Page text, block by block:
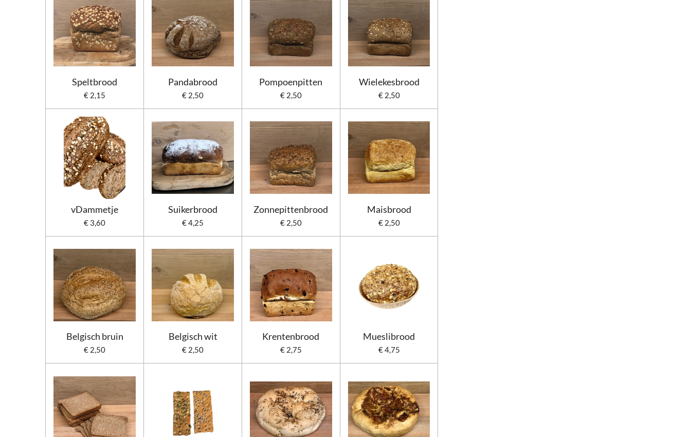
Speltbrood
€ 2,15
Pandabrood
€ 2,50
Pompoenpitten
€ 2,50
Wielekesbrood
€ 2,50
vDammetje
€ 3,60
Suikerbrood
€ 4,25
Zonnepittenbrood
€ 2,50
Maisbrood
€ 2,50
Belgisch bruin
€ 2,50
Belgisch wit
€ 2,50
Krentenbrood
€ 2,75
Mueslibrood
€ 4,75